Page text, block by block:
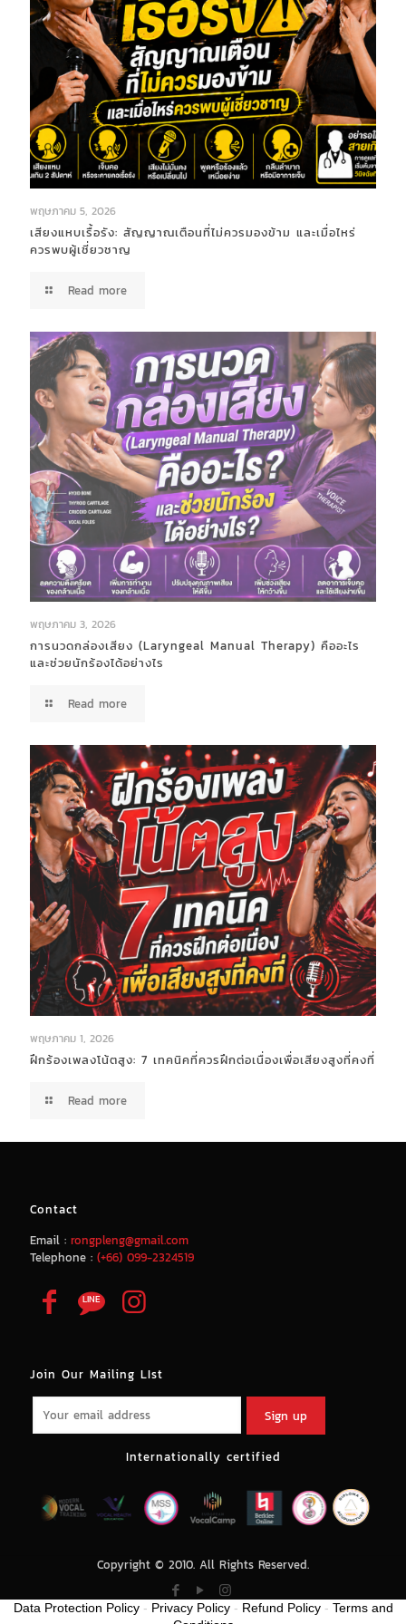
พฤษภาคม 5, 2026
เสียงแหบเรื้อรัง: สัญญาณเตือนที่ไม่ควรมองข้าม และเมื่อไหร่
ควรพบผู้เชี่ยวชาญ
Read more
พฤษภาคม 3, 2026
การนวดกล่องเสียง (Laryngeal Manual Therapy) คืออะไร
และช่วยนักร้องได้อย่างไร
Read more
พฤษภาคม 1, 2026
ฝึกร้องเพลงโน้ตสูง: 7 เทคนิคที่ควรฝึกต่อเนื่องเพื่อเสียงสูงที่คงที่
Read more
Contact
Email : rongpleng@gmail.com
Telephone : (+66) 099-2324519
Join Our Mailing LIst
Internationally certified
Copyright © 2010. All Rights Reserved.
Data Protection Policy- Privacy Policy- Refund Policy- Terms and